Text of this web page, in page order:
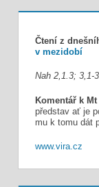
Čtení z
v mezidobí
Nah 2,1.3; 3,1-
Komentář k Mt
představ ať je
mu k tomu dát
www.vira.cz